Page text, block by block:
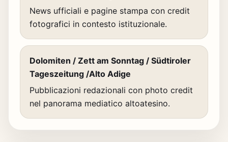
News ufficiali e pagine stampa con credit
fotografici in contesto istituzionale.
Dolomiten / Zett am Sonntag / Südtiroler
Tageszeitung /Alto Adige
Pubblicazioni redazionali con photo credit
nel panorama mediatico altoatesino.